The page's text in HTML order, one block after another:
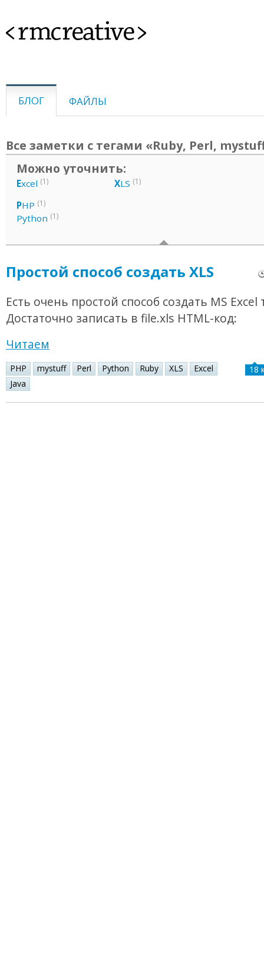
<rmcreative>
БЛОГ ФАЙЛЫ
Все заметки с тегами «Ruby, Perl,
Можно уточнить:
Excel (1)
PHP (1)
Python (1)
XLS (1)
Простой способ создать XLS
Есть очень простой способ создать MS Excel
Достаточно записать в file.xls HTML-код:
Читаем
PHP mystuff Perl Python Ruby XLS
Excel
Java
18